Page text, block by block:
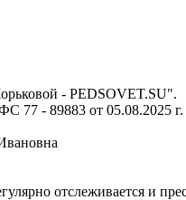
- PEDSOVET.SU".
- 89883 от 05.08.2025
отслеживается и